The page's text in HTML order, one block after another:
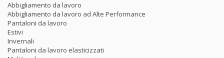
Abbigliamento da lavoro
Abbigliamento da lavoro ad Alte Performance
Pantaloni da lavoro
Estivi
Invernali
Pantaloni da lavoro elasticizzati